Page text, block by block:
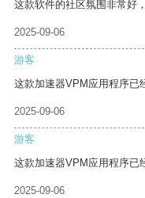
这款软件的社区氛围非常好
2025-09-06
游客
这款加速器VPM应用程序已
2025-09-06
游客
这款加速器VPM应用程序已
2025-09-06